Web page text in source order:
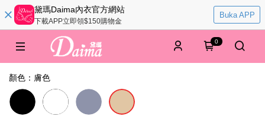
黛瑪Daima內衣官方網站
下載APP立即領$150購物金
Buka APP
0
顏色：膚色